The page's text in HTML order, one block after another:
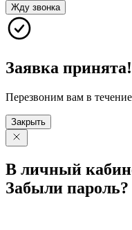
Жду звонка
Заявка принята!
Перезвоним вам в
Закрыть
В личный
Забыли пароль?